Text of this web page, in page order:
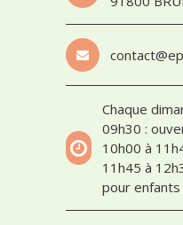
Chaque
09h30 :
10h00 à
11h45 à
pour enfants